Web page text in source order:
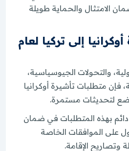
مع ضمان الامتثال والحماية طويلة
إلى تركيا لعام
والتحولات الجيوسياسية،
فإن متطلبات تأشيرة أوكرانيا
دائم بهذه المتطلبات في ضمان
على الموافقات الخاصة
وتصاريح الإقامة.